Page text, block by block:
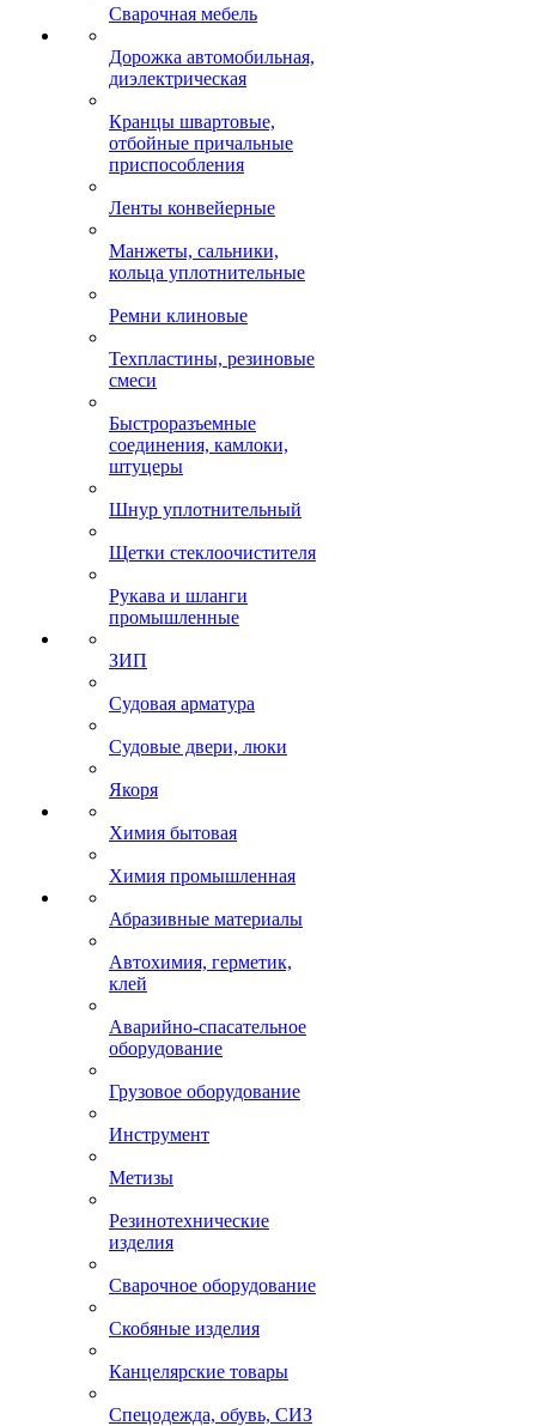
Сварочная мебель
Дорожка автомобильная,
диэлектрическая
Кранцы швартовые,
отбойные причальные
приспособления
Ленты конвейерные
Манжеты, сальники,
кольца уплотнительные
Ремни клиновые
Техпластины, резиновые
смеси
Быстроразъемные
соединения, камлоки,
штуцеры
Шнур уплотнительный
Щетки стеклоочистителя
Рукава и шланги
промышленные
ЗИП
Судовая арматура
Судовые двери, люки
Якоря
Химия бытовая
Химия промышленная
Абразивные материалы
Автохимия, герметик,
клей
Аварийно-спасательное
оборудование
Грузовое оборудование
Инструмент
Метизы
Резинотехнические
изделия
Сварочное оборудование
Скобяные изделия
Канцелярские товары
Спецодежда, обувь, СИЗ